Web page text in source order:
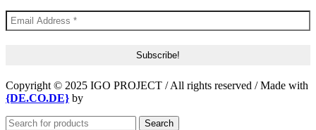
Copyright © 2025 IGO PROJECT / All rights reserved / Made with
{DE.CO.DE} by
Search